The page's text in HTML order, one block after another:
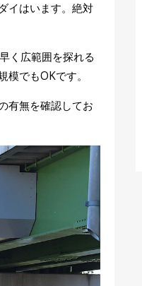
イはいます。絶対
く広範囲を探れる
でもOKです。
有無を確認してお